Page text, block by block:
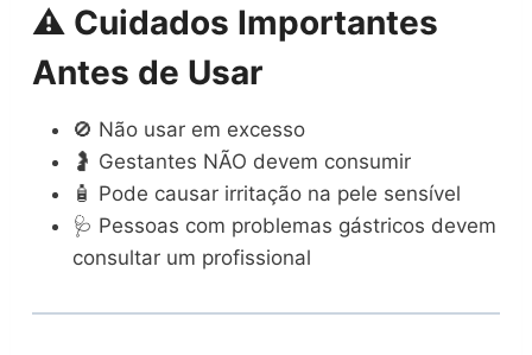
⚠️ Cuidados Importantes
Antes de Usar
🚫 Não usar em excesso
🤰 Gestantes NÃO devem consumir
🧴 Pode causar irritação na pele sensível
🩺 Pessoas com problemas gástricos devem
consultar um profissional